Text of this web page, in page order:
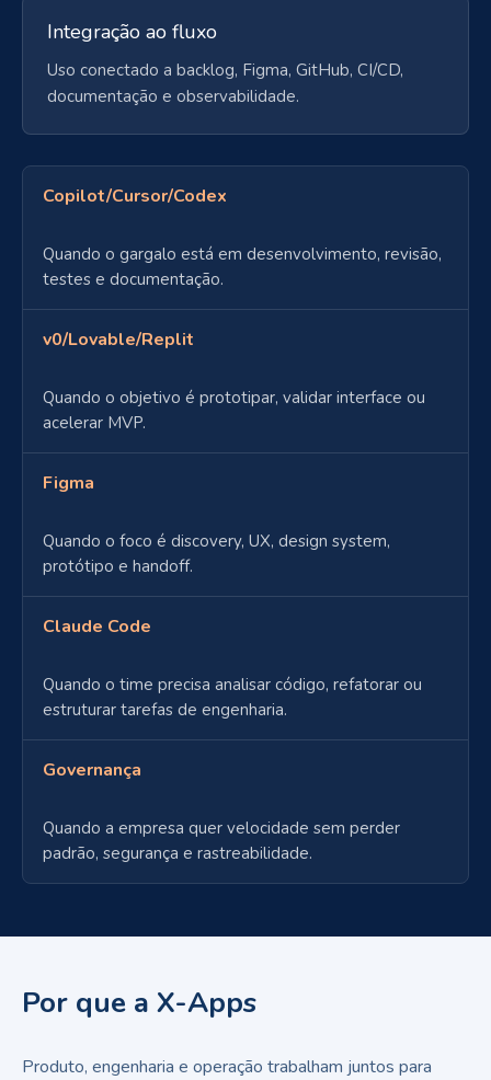
Integração ao fluxo
Uso conectado a backlog, Figma, GitHub, CI/CD,
documentação e observabilidade.
Copilot/Cursor/Codex
Quando o gargalo está em desenvolvimento, revisão,
testes e documentação.
v0/Lovable/Replit
Quando o objetivo é prototipar, validar interface ou
acelerar MVP.
Figma
Quando o foco é discovery, UX, design system,
protótipo e handoff.
Claude Code
Quando o time precisa analisar código, refatorar ou
estruturar tarefas de engenharia.
Governança
Quando a empresa quer velocidade sem perder
padrão, segurança e rastreabilidade.
Por que a X-Apps
Produto, engenharia e operação trabalham juntos para